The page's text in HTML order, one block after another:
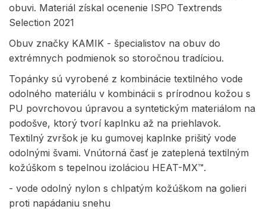
obuvi. Materiál získal ocenenie ISPO Textrends
Selection 2021
Obuv značky KAMIK - špecialistov na obuv do
extrémnych podmienok so storočnou tradíciou.
Topánky sú vyrobené z kombinácie textilného vode
odolného materiálu v kombinácii s prírodnou kožou s
PU povrchovou úpravou a syntetickým materiálom na
podošve, ktorý tvorí kaplnku až na priehlavok.
Textilný zvršok je ku gumovej kaplnke prišitý vode
odolnými švami. Vnútorná časť je zateplená textilným
kožúškom s tepelnou izoláciou HEAT-MX™.
- vode odolný nylon s chlpatým kožúškom na golieri
proti napádaniu snehu